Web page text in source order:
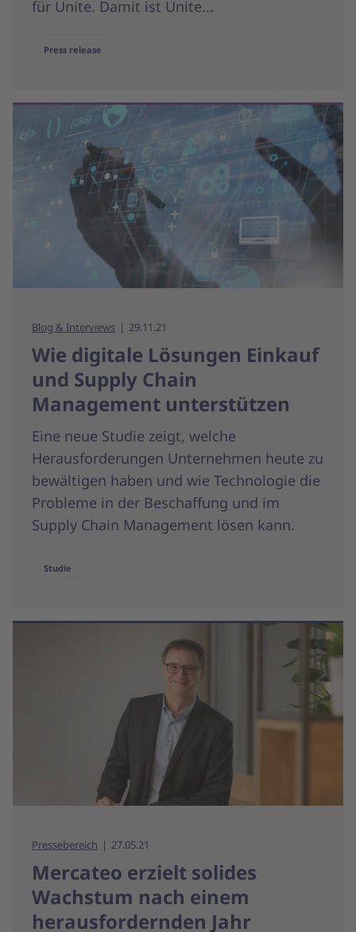
für Unite. Damit ist Unite...
Press release
Blog & Interviews 29.11.21
Wie digitale Lösungen Einkauf
und Supply Chain
Management unterstützen
Eine neue Studie zeigt, welche
Herausforderungen Unternehmen heute zu
bewältigen haben und wie Technologie die
Probleme in der Beschaffung und im
Supply Chain Management lösen kann.
Studie
Pressebereich 27.05.21
Mercateo erzielt solides
Wachstum nach einem
herausfordernden Jahr